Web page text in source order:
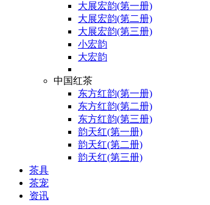
大展宏韵(第一册)
大展宏韵(第二册)
大展宏韵(第三册)
小宏韵
大宏韵
中国红茶
东方红韵(第一册)
东方红韵(第二册)
东方红韵(第三册)
韵天红(第一册)
韵天红(第二册)
韵天红(第三册)
茶具
茶宠
资讯